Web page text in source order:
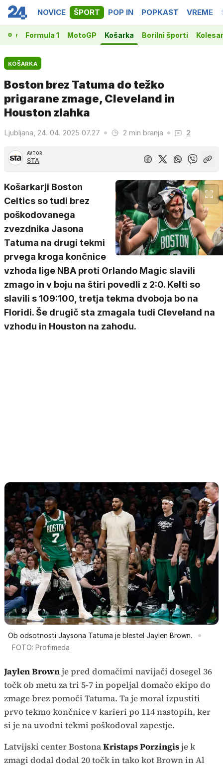
NOVICE ŠPORT POP IN POPKAST VREME
Formula 1 MotoGP Košarka Borilni športi
KOŠARKA
Boston brez Tatuma do težko
prigarane zmage, Cleveland in
Houston zlahka
Ljubljana, 24. 04. 2025 07.27 2 min branja 2
AVTOR:
STA
Košarkarji Boston
Celtics so tudi brez
poškodovanega
zvezdnika Jasona
Tatuma na drugi tekmi
prvega kroga končnice
vzhoda lige NBA proti Orlando Magic slavili
zmago in v boju na štiri povedli z 2:0. Kelti so
slavili s 109:100, tretja tekma dvoboja bo na
Floridi. Še drugič sta zmagala tudi Cleveland na
vzhodu in Houston na zahodu.
Ob odsotnosti Jaysona Tatuma je blestel Jaylen Brown.
FOTO: Profimeda
Jaylen Brownje pred domačimi navijači dosegel 36
točk ob metu za tri 5-7 in popeljal domačo ekipo do
zmage brez pomoči Tatuma. Ta je moral izpustiti
prvo tekmo končnice v karieri po 114 nastopih, ker
si je na uvodni tekmi poškodoval zapestje.
Latvijski center BostonaKristaps Porzingisje k
zmagi dodal dodal 20 točk in tako kot Brown in Al